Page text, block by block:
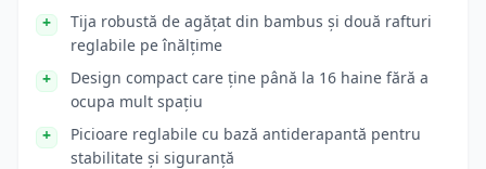
Tija robustă de agățat din bambus și două rafturi
reglabile pe înălțime
Design compact care ține până la 16 haine fără a
ocupa mult spațiu
Picioare reglabile cu bază antiderapantă pentru
stabilitate și siguranță